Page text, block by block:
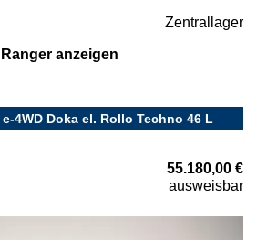
Zentrallager
anzeigen
4WD Doka el. Rollo Techno 46 L
55.180,00 €
ausweisbar